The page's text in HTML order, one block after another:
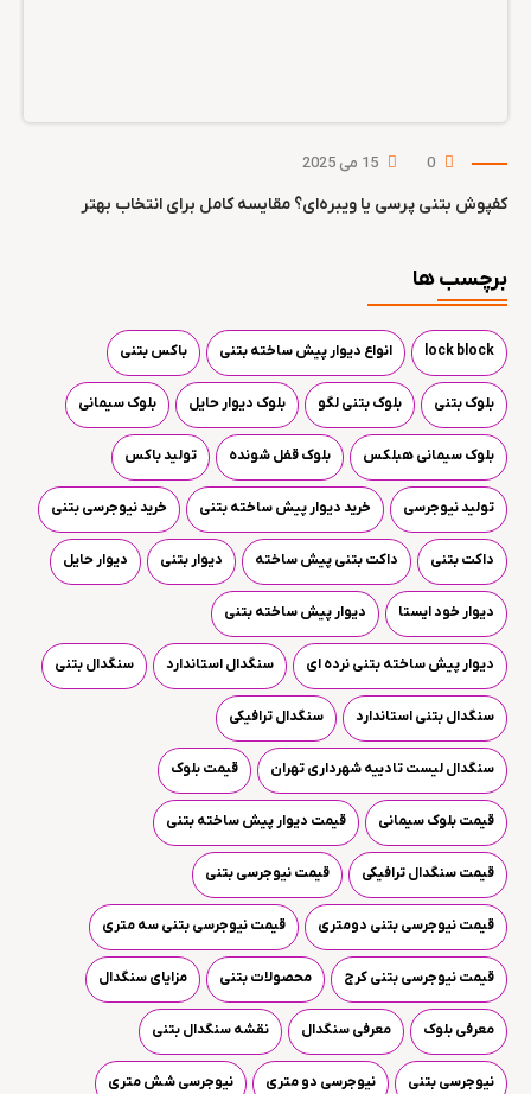
کفپوش بتنی پرسی یا ویبره‌ای؟ مقایسه کامل برای انتخاب بهتر
برچسب ها
lock block انواع دیوار پیش ساخته بتنی باکس بتنی
بلوک بتنی بلوک بتنی لگو بلوک دیوار حایل بلوک سیمانی
بلوک سیمانی هبلکس بلوک قفل شونده تولید باکس
تولید نیوجرسی خرید دیوار پیش ساخته بتنی خرید نیوجرسی بتنی
داکت بتنی داکت بتنی پیش ساخته دیوار بتنی دیوار حایل
دیوار خود ایستا دیوار پیش ساخته بتنی
دیوار پیش ساخته بتنی نرده ای سنگدال استاندارد سنگدال بتنی
سنگدال بتنی استاندارد سنگدال ترافیکی
سنگدال لیست تادییه شهرداری تهران قیمت بلوک
قیمت بلوک سیمانی قیمت دیوار پیش ساخته بتنی
قیمت سنگدال ترافیکی قیمت نیوجرسی بتنی
قیمت نیوجرسی بتنی دومتری قیمت نیوجرسی بتنی سه متری
قیمت نیوجرسی بتنی کرج محصولات بتنی مزایای سنگدال
معرفی بلوک معرفی سنگدال نقشه سنگدال بتنی
نیوجرسی بتنی نیوجرسی دو متری نیوجرسی شش متری